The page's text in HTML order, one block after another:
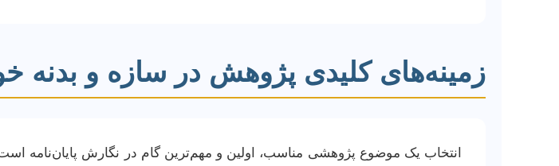
زمینه‌های کلیدی پژوهش در سازه و بدنه
انتخاب یک موضوع پژوهشی مناسب، اولین و مهم‌ترین گام در نگارش پایان‌نامه